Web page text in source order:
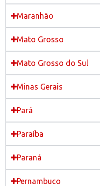
Maranhão
Mato Grosso
Mato Grosso do Sul
Minas Gerais
Pará
Paraíba
Paraná
Pernambuco